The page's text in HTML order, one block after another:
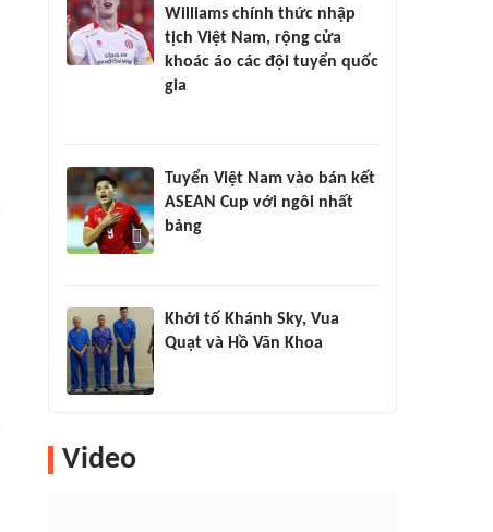
Williams chính thức nhập
tịch Việt Nam, rộng cửa
khoác áo các đội tuyển quốc
gia
Tuyển Việt Nam vào bán kết
ASEAN Cup với ngôi nhất
bảng
Khởi tố Khánh Sky, Vua
Quạt và Hồ Văn Khoa
Video